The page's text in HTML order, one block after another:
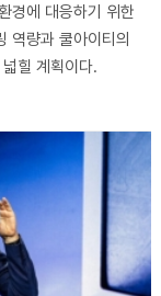
경에 대응하기 위한
역량과 쿨아이티의
힐 계획이다.